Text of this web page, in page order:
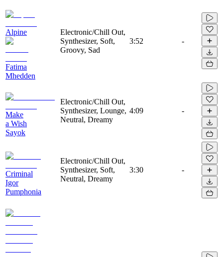
Alpine
Fatima
Mhedden
Electronic/Chill Out,
Synthesizer, Soft,
Groovy, Sad
3:52 -
Make
a Wish
Sayok
Electronic/Chill Out,
Synthesizer, Lounge,
Neutral, Dreamy
4:09 -
Criminal
Igor
Pumphonia
Electronic/Chill Out,
Synthesizer, Soft,
Neutral, Dreamy
3:30 -